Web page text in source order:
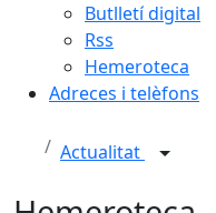
Butlletí digital
Rss
Hemeroteca
Adreces i telèfons
Actualitat